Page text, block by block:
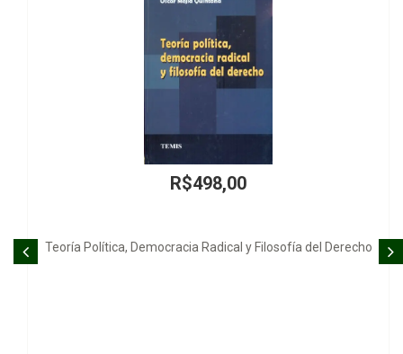
Democracia Radical y Filosofía del Derecho Protección